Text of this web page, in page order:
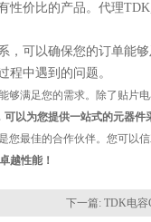
性价比的产品。代理
，可以确保您的订单能
程中遇到的问题。
满足您的需求。除了贴片电
以为您提供一站式的元器件
最佳的合作伙伴。您可以
越性能！
下一篇: TDK电容